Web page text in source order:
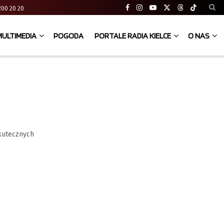
200 20 20
POGODA PORTALE RADIA KIELCE O NAS